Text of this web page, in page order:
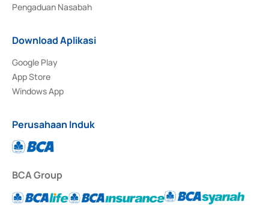
Pengaduan Nasabah
Download Aplikasi
Google Play
App Store
Windows App
Perusahaan Induk
BCA Group